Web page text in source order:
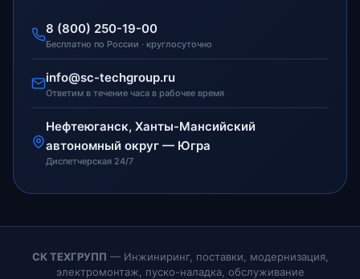
8 (800) 250-19-00
Бесплатно по России · круглосуточно
info@sc-techgroup.ru
Ответим в течение часа в рабочее время
Нефтеюганск, Ханты-Мансийский
автономный округ — Югра
Диспетчерская 24/7
СК ТЕХГРУПП — Инжиниринг, поставки, модернизация,
электромонтаж, пуско-наладка, обслуживание